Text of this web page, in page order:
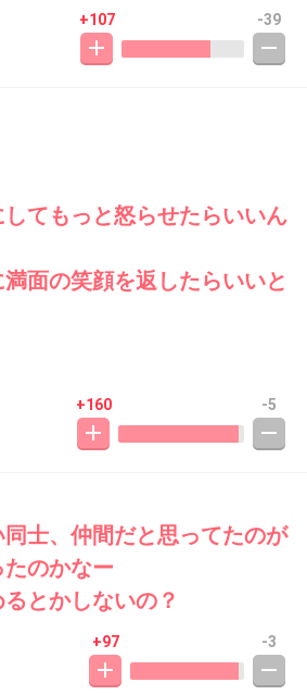
+107 -39
てもっと怒らせたらいいん
面の笑顔を返したらいいと
+160 -5
士、仲間だと思ってたのが
のかなー
とかしないの？
+97 -3